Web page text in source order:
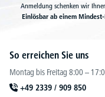
Anmeldung schenken wir
Einlösbar ab einem
So erreichen Sie uns
Montag bis Freitag 8:00 –
+49 2339 / 909 850